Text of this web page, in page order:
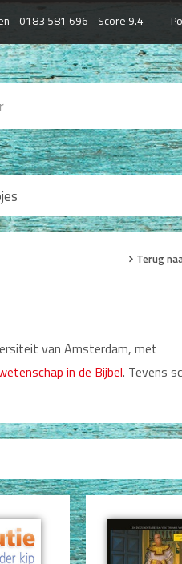
- 0183 581 696 - Score 9.4
Terug
van Amsterdam, met
in de Bijbel. Tevens